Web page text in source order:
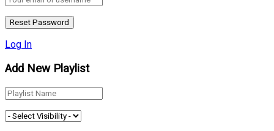
Log In
Add New Playlist